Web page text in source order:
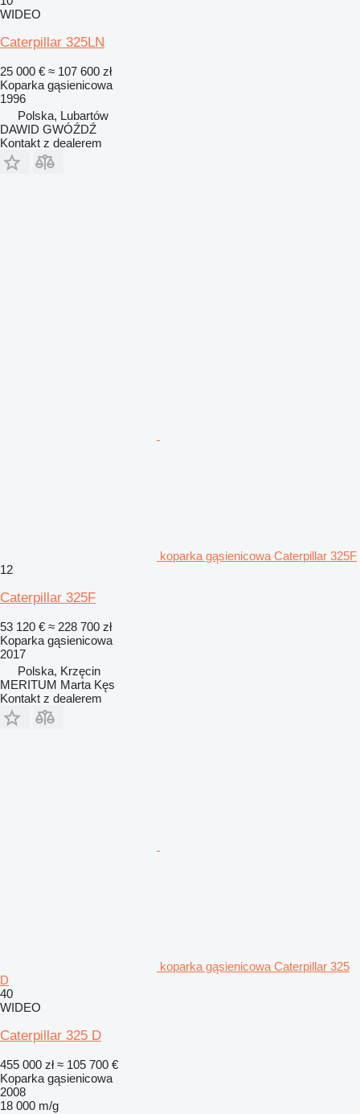
WIDEO
Caterpillar 325LN
25 000 € ≈ 107 600 zł
Koparka gąsienicowa
1996
Polska, Lubartów
DAWID GWÓŹDŹ
Kontakt z dealerem
koparka gąsienicowa Caterpillar 325F
12
Caterpillar 325F
53 120 € ≈ 228 700 zł
Koparka gąsienicowa
2017
Polska, Krzęcin
MERITUM Marta Kęs
Kontakt z dealerem
koparka gąsienicowa Caterpillar 325
D
40
WIDEO
Caterpillar 325 D
455 000 zł ≈ 105 700 €
Koparka gąsienicowa
2008
18 000 m/g